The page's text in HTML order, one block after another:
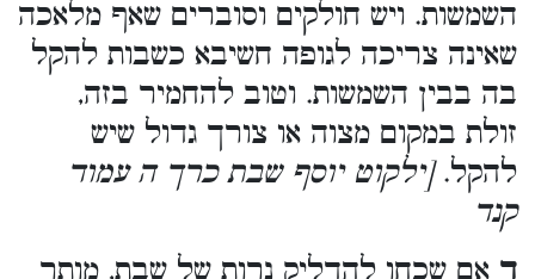
השמשות. ויש חולקים וסוברים שאף מלאכה
שאינה צריכה לגופה חשיבא כשבות להקל
בה בבין השמשות. וטוב להחמיר בזה,
זולת במקום מצוה או צורך גדול שיש
להקל.[ילקוט יוסף שבת כרך ה עמוד
קנד
ד אם שכחו להדליק נרות של שבת, מותר